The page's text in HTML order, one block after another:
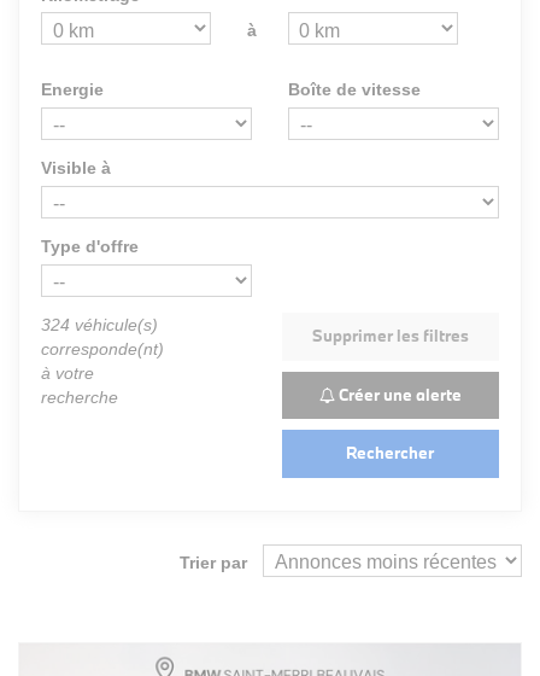
à
Energie Boîte de vitesse
Visible à
Type d'offre
324 véhicule(s)
corresponde(nt)
à votre
recherche
Supprimer les filtres
Créer une alerte
Rechercher
Trier par